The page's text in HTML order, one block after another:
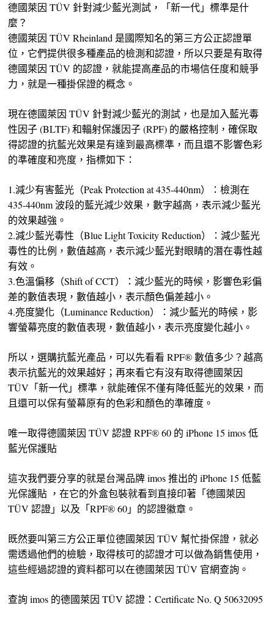
德國萊因 TÜV 針對減少藍光測試，「新一代」標準是什
麼？
德國萊因 TÜV Rheinland 是國際知名的第三方公正認證單
位，它們提供很多種產品的檢測和認證，所以只要是有取得
德國萊因 TÜV 的認證，就能提高產品的市場信任度和競爭
力，就是一種掛保證的概念。
現在德國萊因 TÜV 針對減少藍光的測試，也是加入藍光毒
性因子 (BLTF) 和輻射保護因子 (RPF) 的嚴格控制，確保取
得認證的抗藍光效果是有達到最高標準，而且還不影響色彩
的準確度和亮度，指標如下：
1.減少有害藍光（Peak Protection at 435-440nm）：檢測在
435-440nm 波段的藍光減少效果，數字越高，表示減少藍光
的效果越強。
2.減少藍光毒性（Blue Light Toxicity Reduction）：減少藍光
毒性的比例，數值越高，表示減少藍光對眼睛的潛在毒性越
有效。
3.色溫偏移（Shift of CCT）：減少藍光的時候，影響色彩偏
差的數值表現，數值越小，表示顏色偏差越小。
4.亮度變化（Luminance Reduction）：減少藍光的時候，影
響螢幕亮度的數值表現，數值越小，表示亮度變化越小。
所以，選購抗藍光產品，可以先看看 RPF® 數值多少？越高
表示抗藍光的效果越好；再來看它有沒有取得德國萊因
TÜV「新一代」標準，就能確保不僅有降低藍光的效果，而
且還可以保有螢幕原有的色彩和顏色的準確度。
唯一取得德國萊因 TÜV 認證 RPF® 60 的 iPhone 15 imos 低
藍光保護貼
這次我們要分享的就是台灣品牌 imos 推出的 iPhone 15 低藍
光保護貼 ，在它的外盒包裝就看到直接印著「德國萊因
TÜV 認證」以及「RPF® 60」的認證徽章。
既然要叫第三方公正單位德國萊因 TÜV 幫忙掛保證，就必
需透過他們的檢驗，取得核可的認證才可以做為銷售使用，
這些經過認證的資料都可以在德國萊因 TÜV 官網查詢。
查詢 imos 的德國萊因 TÜV 認證：Certificate No. Q 50632095